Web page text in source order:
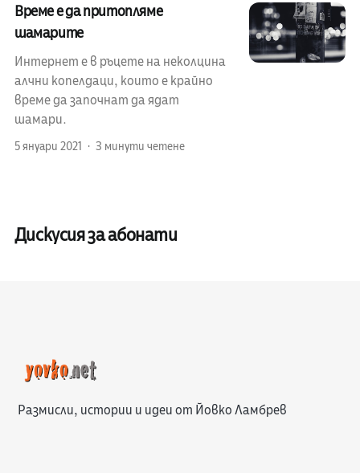
Време е да притопляме
шамарите
Интернет е в ръцете на неколцина
алчни копелдаци, които е крайно
време да започнат да ядат
шамари.
5 януари 2021 3 минути четене
Дискусия за абонати
Размисли, истории и идеи от Йовко Ламбрев